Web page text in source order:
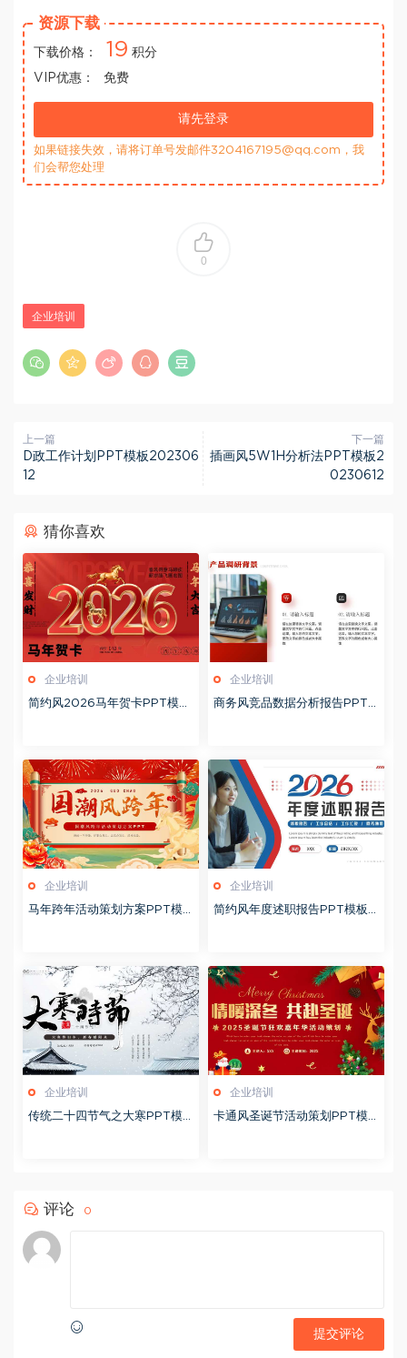
资源下载
下载价格： 19 积分
VIP优惠：
免费
请先登录
如果链接失效，请将订单号发邮件3204167195@qq.com，我
们会帮您处理
0
企业培训
上一篇
D政工作计划PPT模板202306
12
下一篇
插画风5W1H分析法PPT模板2
0230612
猜你喜欢
企业培训
简约风2026马年贺卡PPT模板
企业培训
商务风竞品数据分析报告PPT
企业培训
马年跨年活动策划方案PPT模
企业培训
简约风年度述职报告PPT模板2
企业培训
传统二十四节气之大寒PPT模
企业培训
卡通风圣诞节活动策划PPT模
评论 0
提交评论